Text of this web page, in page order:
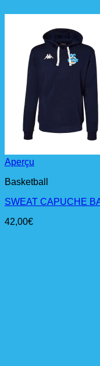
Aperçu
Basketball
SWEAT CAPUCHE
42,00€